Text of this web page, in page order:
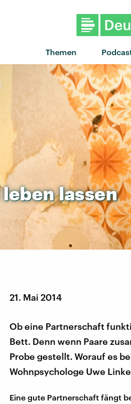
Themen
lebenlassen
21. Mai 2014
Ob eine Partnerschaft
Bett. Denn wenn Paare
Probe gestellt. Worauf es
Wohnpsychologe Uwe
Eine gute Partnerschaft fängt